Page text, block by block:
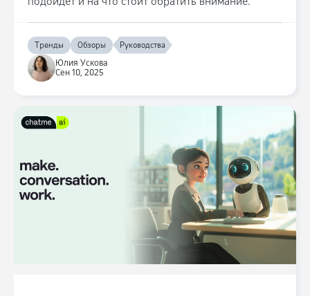
Юлия Ускова
Сен 10, 2025
Тренды Обзоры Руководства